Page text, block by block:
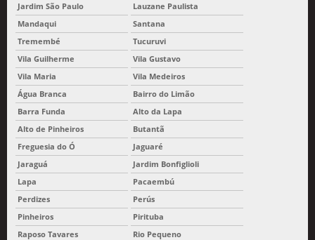
Jardim São Paulo
Lauzane Paulista
Mandaqui
Santana
Tremembé
Tucuruvi
Vila Guilherme
Vila Gustavo
Vila Maria
Vila Medeiros
Água Branca
Bairro do Limão
Barra Funda
Alto da Lapa
Alto de Pinheiros
Butantã
Freguesia do Ó
Jaguaré
Jaraguá
Jardim Bonfiglioli
Lapa
Pacaembú
Perdizes
Perús
Pinheiros
Pirituba
Raposo Tavares
Rio Pequeno